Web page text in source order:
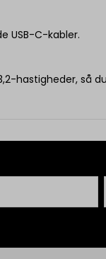
USB-C-kabler.
hastigheder, så